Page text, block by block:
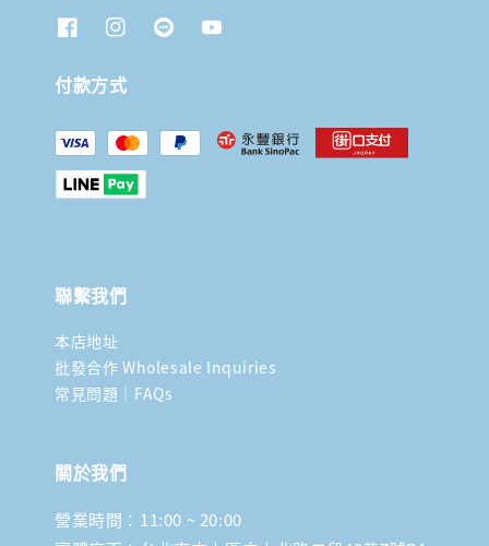
付款方式
聯繫我們
本店地址
批發合作 Wholesale Inquiries
常見問題｜FAQs
關於我們
營業時間：11:00 ~ 20:00